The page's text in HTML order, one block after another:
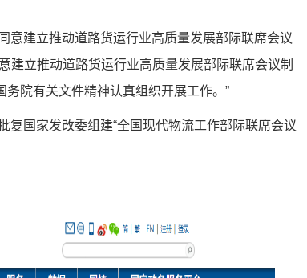
意建立推动道路货运行业高质量发展部际联席会议
建立推动道路货运行业高质量发展部际联席会议制
院有关文件精神认真组织开展工作。”
国家发改委组建“全国现代物流工作部际联席会议